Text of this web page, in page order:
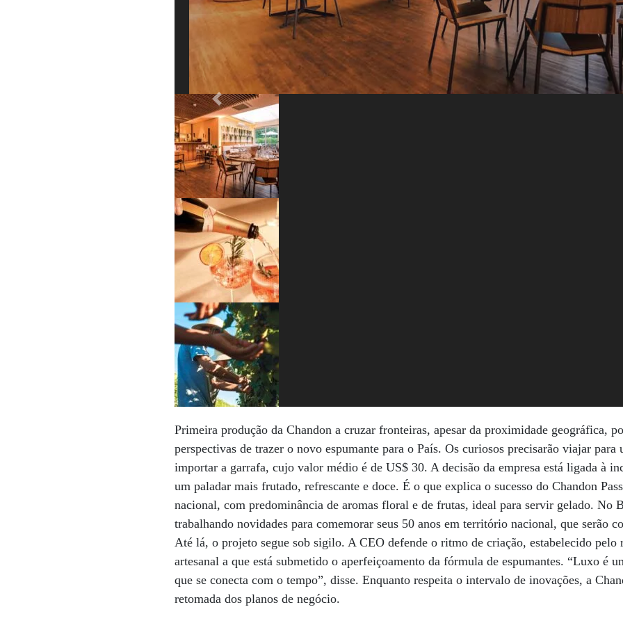
Previous
Primeira produção da Chandon a cruzar fronteiras, apesar da proximidade geográfica,
perspectivas de trazer o novo espumante para o País. Os curiosos precisarão viajar para
importar a garrafa, cujo valor médio é de US$ 30. A decisão da empresa está ligada à
um paladar mais frutado, refrescante e doce. É o que explica o sucesso do Chandon
nacional, com predominância de aromas floral e de frutas, ideal para servir gelado. No
trabalhando novidades para comemorar seus 50 anos em território nacional, que serão
Até lá, o projeto segue sob sigilo. A CEO defende o ritmo de criação, estabelecido pelo
artesanal a que está submetido o aperfeiçoamento da fórmula de espumantes. “Luxo é
que se conecta com o tempo”, disse. Enquanto respeita o intervalo de inovações, a
retomada dos planos de negócio.